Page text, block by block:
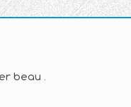
beau .